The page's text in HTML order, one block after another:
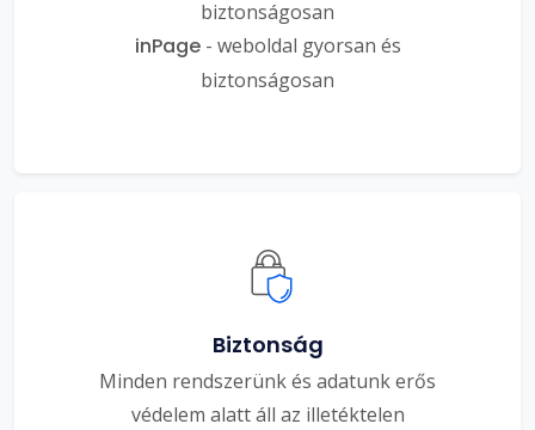
biztonságosan
inPage- weboldal gyorsan és
biztonságosan
Biztonság
Minden rendszerünk és adatunk erős
védelem alatt áll az illetéktelen